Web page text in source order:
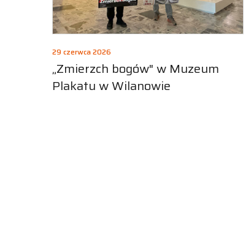
29 czerwca 2026
„Zmierzch bogów" w Muzeum
Plakatu w Wilanowie